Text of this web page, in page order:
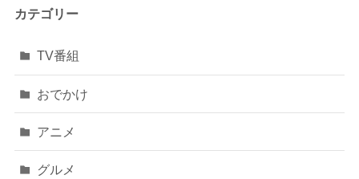
カテゴリー
TV番組
おでかけ
アニメ
グルメ